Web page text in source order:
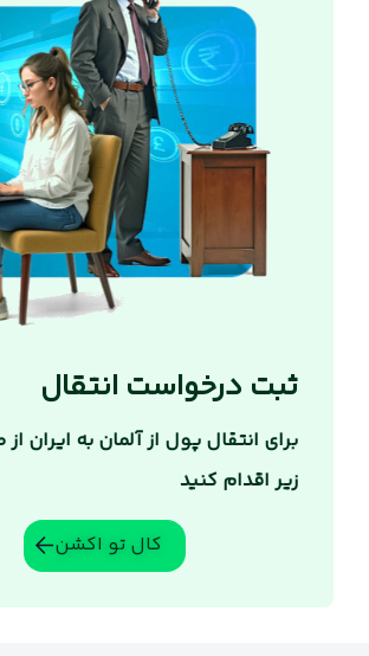
ثبت درخواست انتقال
برای انتقال پول از آلمان به ایران
زیر اقدام کنید
کال تو اکشن